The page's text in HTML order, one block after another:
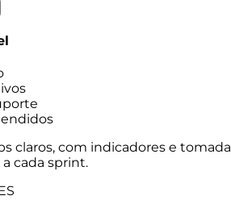
claros, com indicadores e tomada
cada sprint.